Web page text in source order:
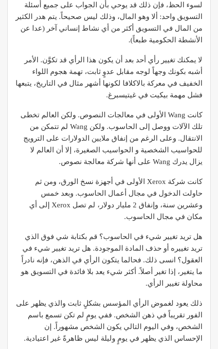
لسوء الحظ، فإن ذلك قد يوحي بأن الجواب على جميع أسئلة
التسويق واحد: ألا وهو المال، وذلك ليس صحيحاً. يتم هدر الكثير
من المال في التسويق أكثر من أي نشاط إنساني آخر (عدا عن
الأنشطة الحكومية طبعاً).
لا يمكنك تغيير رأي أحد بعد أن يكون هذا الرأي قد تكوَّن. الأمر
أشبه بكونك وجهاً لوجه مقابل عدوٍ ثابت، تهمة هجوم اللواء
الخفيف في معركة بالاكلافا لكونها أشهر مثال في التاريخ، يتبعها
فشل مهمة بيكيت في غيتيسبرغ.
كانت Wang الأولى في معالجات النصوص. ولكن العالم تخطى
تلك الآلات ووصل إلى الحاسوب. ولكن Wang لم تتمكن من
الانتقال. وعلى الرغم من إنفاق ملايين الدولارات على الترويج
للحواسيب الشخصية و الحواسيب الصغيرة، إلا أن العالم لا
يزال يدرك Wang على أنها شركة معالجة نصوص.
كانت شركة Xerox الأولى في أجهزة نسخ الورق، ومن ثم
حاولت الدخول في مجال أعمال الحاسوب. وبعد خمس
وعشرين سنة، وإنفاق 2 مليار دولار، لم تصل Xerox إلى أي
مكان في مجال الحاسوب.
هل تريد تغيير شيء في الحاسوب؟ قم بكتابة شي فوق الذي
تريد تغييره أو حذف المادة الموجودة. هل تريد تغيير شيء في
العقول؟ انسى ذلك. فحالما يتكون الرأي في الذهن، فإنه نادراً
ما يتغير، إذا تغير أصلاً. أكثر شيء يعد بلا فائدة في التسويق هو
محاولة تغيير الرأي.
ذلك يعود لغموض الرأي المؤسس بشكلٍ ثابت والذي يظهر على
الفور تقريباً في ذهن الشخص. ففي يومٍ لم تكن تسمع باسم
الشخص، وفي اليوم التالي يكون الشخص مشهوراً. إن
الإحساس الذي يظهر في يومٍ وليلة ليس ظاهرةً غير اعتيادية.